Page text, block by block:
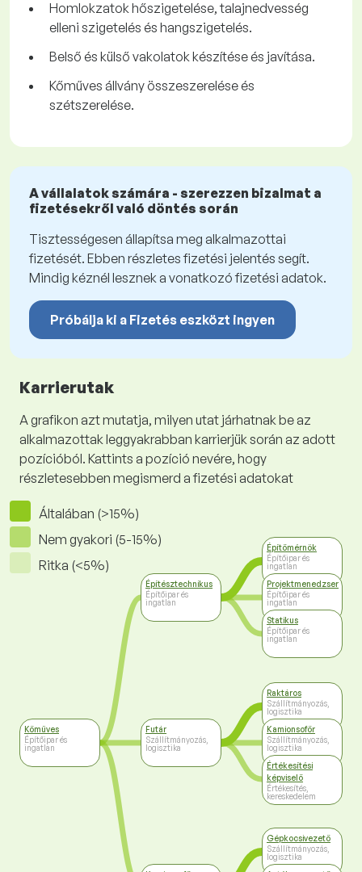
Homlokzatok hőszigetelése, talajnedvesség
elleni szigetelés és hangszigetelés.
Belső és külső vakolatok készítése és javítása.
Kőműves állvány összeszerelése és
szétszerelése.
A vállalatok számára - szerezzen bizalmat a
fizetésekről való döntés során
Tisztességesen állapítsa meg alkalmazottai
fizetését. Ebben részletes fizetési jelentés segít.
Mindig kéznél lesznek a vonatkozó fizetési adatok.
Próbálja ki a Fizetés eszközt ingyen
Karrierutak
A grafikon azt mutatja, milyen utat járhatnak be az
alkalmazottak leggyakrabban karrierjük során az adott
pozícióból. Kattints a pozíció nevére, hogy
részletesebben megismerd a fizetési adatokat
Általában (>15%)
Nem gyakori (5-15%)
Ritka (<5%)
Kőműves
Építőipar és
ingatlan
Építésztechnikus
Építőipar és
ingatlan
Futár
Szállítmányozás,
logisztika
Építőmérnök
Építőipar és
ingatlan
Projektmenedzser
Építőipar és
ingatlan
Statikus
Építőipar és
ingatlan
Raktáros
Szállítmányozás,
logisztika
Kamionsofőr
Szállítmányozás,
logisztika
Értékesítési
képviselő
Értékesítés,
kereskedelem
Gépkocsivezető
Szállítmányozás,
logisztika